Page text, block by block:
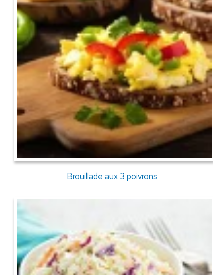
Brouillade aux 3 poivrons